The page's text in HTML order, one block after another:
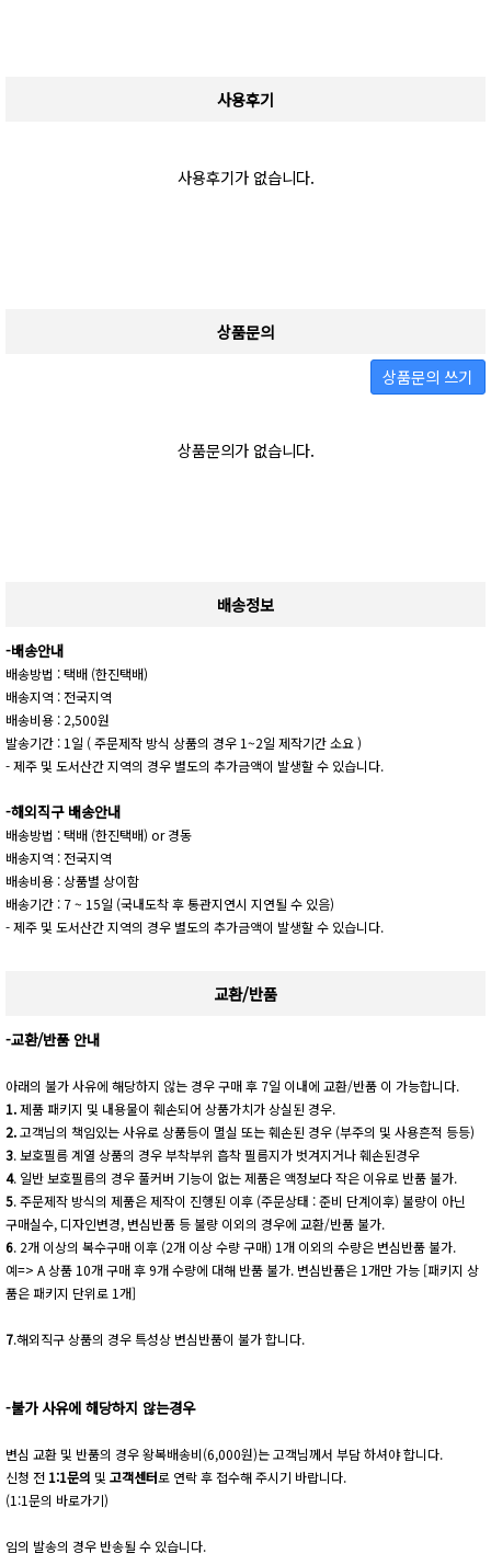
사용후기
사용후기가 없습니다.
상품문의
상품문의 쓰기
상품문의가 없습니다.
배송정보
-배송안내
배송방법 : 택배 (한진택배)
배송지역 : 전국지역
배송비용 : 2,500원
발송기간 : 1일 ( 주문제작 방식 상품의 경우 1~2일 제작기간 소요 )
- 제주 및 도서산간 지역의 경우 별도의 추가금액이 발생할 수 있습니다.
-해외직구 배송안내
배송방법 : 택배 (한진택배) or 경동
배송지역 : 전국지역
배송비용 : 상품별 상이함
배송기간 : 7 ~ 15일 (국내도착 후 통관지연시 지연될 수 있음)
- 제주 및 도서산간 지역의 경우 별도의 추가금액이 발생할 수 있습니다.
교환/반품
-교환/반품 안내
아래의 불가 사유에 해당하지 않는 경우 구매 후 7일 이내에 교환/반품 이 가능합니다.
1.제품 패키지 및 내용물이 훼손되어 상품가치가 상실된 경우.
2.고객님의 책임있는 사유로 상품등이 멸실 또는 훼손된 경우 (부주의 및 사용흔적 등등)
3. 보호필름 계열 상품의 경우 부착부위 흡착 필름지가 벗겨지거나 훼손된경우
4. 일반 보호필름의 경우 풀커버 기능이 없는 제품은 액정보다 작은 이유로 반품 불가.
5. 주문제작 방식의 제품은 제작이 진행된 이후 (주문상태 : 준비 단계이후) 불량이 아닌
구매실수, 디자인변경, 변심반품 등 불량 이외의 경우에 교환/반품 불가.
6. 2개 이상의 복수구매 이후 (2개 이상 수량 구매) 1개 이외의 수량은 변심반품 불가.
예=> A 상품 10개 구매 후 9개 수량에 대해 반품 불가. 변심반품은 1개만 가능 [패키지 상
품은 패키지 단위로 1개]
7.해외직구 상품의 경우 특성상 변심반품이 불가 합니다.
-불가 사유에 해당하지 않는경우
변심 교환 및 반품의 경우 왕복배송비(6,000원)는 고객님께서 부담 하셔야 합니다.
신청 전 1:1문의 및 고객센터로 연락 후 접수해 주시기 바랍니다.
(1:1문의 바로가기)
임의 발송의 경우 반송될 수 있습니다.